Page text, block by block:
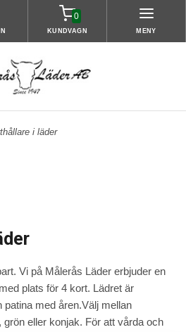
0
KUNDVAGN MENY
i läder
Vi på Målerås Läder erbjuder en
plats för 4 kort. Lädret är
med åren.Välj mellan
eller konjak. För att vårda och